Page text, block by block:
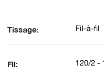
Tissage: Fil-à-fil
Fil: 120/2 -